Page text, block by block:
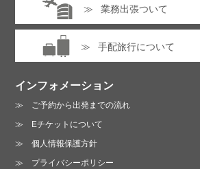
業務出張ついて
手配旅行について
インフォメーション
ご予約から出発までの流れ
Eチケットについて
個人情報保護方針
プライバシーポリシー